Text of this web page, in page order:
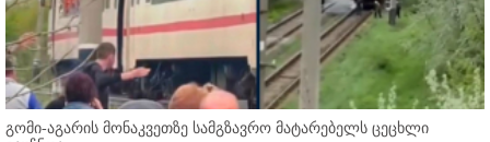
გომი-აგარის მონაკვეთზე სამგზავრო მატარებელს ცეცხლი